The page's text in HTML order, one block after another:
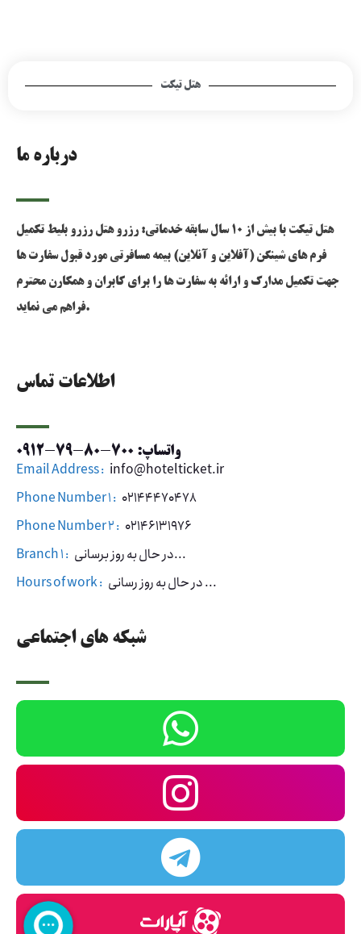
هتل تیکت
شبکه های اجتماعی
اطلاعات تماس
واتساپ: 700-80-79-0912
Email Address : info@hotelticket.ir
Phone Number 1 : 02144470478
Phone Number 2 : 02146131976
Branch 1 :
در حال به روز برسانی...
Hours of work :
در حال به روز رسانی ...
درباره ما
هتل تیکت با بیش از 10 سال سابقه خدماتی: رزرو هتل رزرو بلیط تکمیل
فرم های شینگن (آفلاین و آنلاین) بیمه مسافرتی مورد قبول سفارت ها
جهت تکمیل مدارک و ارائه به سفارت ها را برای کابران و همکارن محترم
فراهم می نماید.